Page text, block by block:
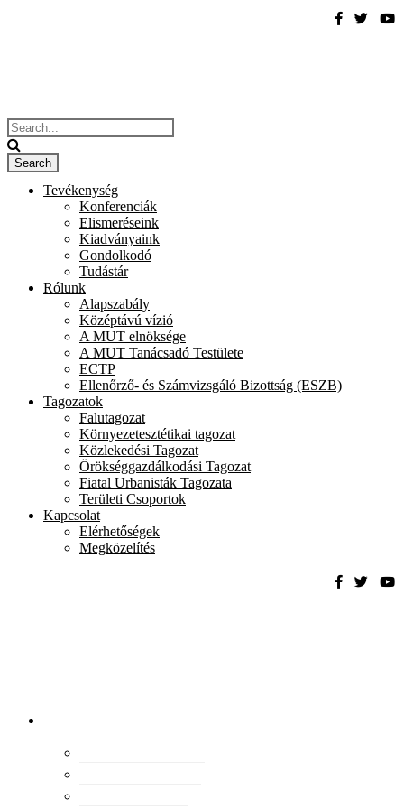
Tevékenység
Konferenciák
Elismeréseink
Kiadványaink
Gondolkodó
Tudástár
Rólunk
Alapszabály
Középtávú vízió
A MUT elnöksége
A MUT Tanácsadó Testülete
ECTP
Ellenőrző- és Számvizsgáló Bizottság (ESZB)
Tagozatok
Falutagozat
Környezetesztétikai tagozat
Közlekedési Tagozat
Örökséggazdálkodási Tagozat
Fiatal Urbanisták Tagozata
Területi Csoportok
Kapcsolat
Elérhetőségek
Megközelítés